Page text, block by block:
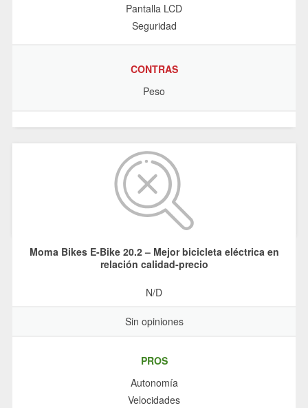
Pantalla LCD
Seguridad
CONTRAS
Peso
Moma Bikes E-Bike 20.2 – Mejor bicicleta eléctrica en
relación calidad-precio
N/D
Sin opiniones
PROS
Autonomía
Velocidades